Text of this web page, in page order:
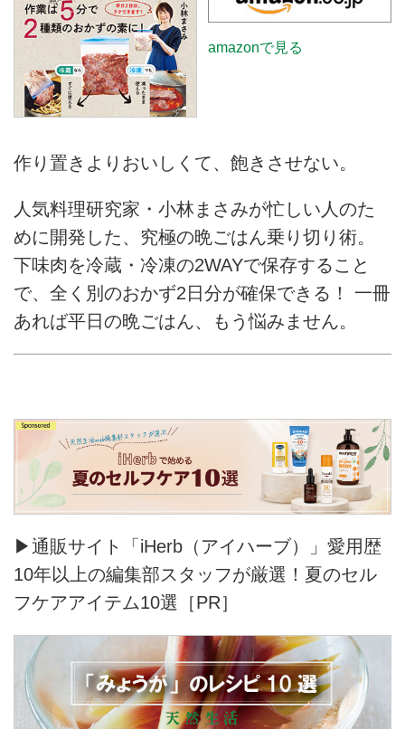
amazonで見る
作り置きよりおいしくて、飽きさせない。
人気料理研究家・小林まさみが忙しい人のた
めに開発した、究極の晩ごはん乗り切り術。
下味肉を冷蔵・冷凍の2WAYで保存すること
で、全く別のおかず2日分が確保できる！ 一冊
あれば平日の晩ごはん、もう悩みません。
▶通販サイト「iHerb（アイハーブ）」愛用歴
10年以上の編集部スタッフが厳選！夏のセル
フケアアイテム10選［PR］